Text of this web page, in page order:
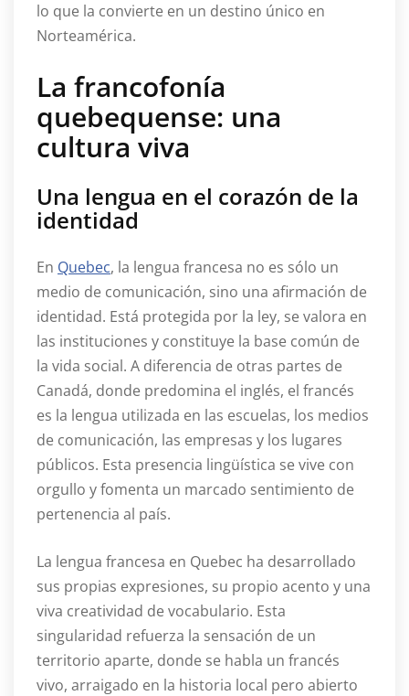
lo que la convierte en un destino único en
Norteamérica.
La francofonía
quebequense: una
cultura viva
Una lengua en el corazón de la
identidad
En Quebec, la lengua francesa no es sólo un
medio de comunicación, sino una afirmación de
identidad. Está protegida por la ley, se valora en
las instituciones y constituye la base común de
la vida social. A diferencia de otras partes de
Canadá, donde predomina el inglés, el francés
es la lengua utilizada en las escuelas, los medios
de comunicación, las empresas y los lugares
públicos. Esta presencia lingüística se vive con
orgullo y fomenta un marcado sentimiento de
pertenencia al país.
La lengua francesa en Quebec ha desarrollado
sus propias expresiones, su propio acento y una
viva creatividad de vocabulario. Esta
singularidad refuerza la sensación de un
territorio aparte, donde se habla un francés
vivo, arraigado en la historia local pero abierto